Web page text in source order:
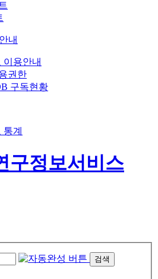
내
이용안내
권한
구독현황
계
검색